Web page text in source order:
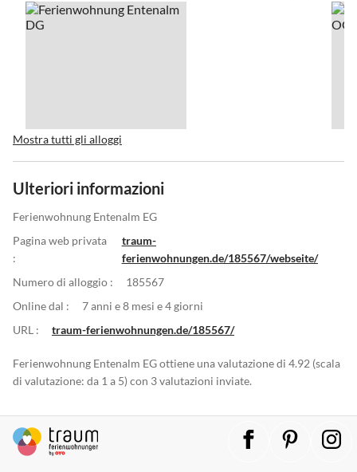
Mostra tutti gli alloggi
Ulteriori informazioni
Ferienwohnung Entenalm EG
Pagina web privata
:
traum-
ferienwohnungen.de/185567/webseite/
Numero di alloggio :
185567
Online dal :
7 anni e 8 mesi e 4 giorni
URL :
traum-ferienwohnungen.de/185567/
Ferienwohnung Entenalm EG ottiene una valutazione di 4.92 (scala
di valutazione: da 1 a 5) con 3 valutazioni inviate.